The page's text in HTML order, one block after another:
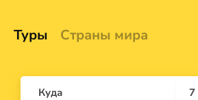
Туры Страны мира
Куда 7